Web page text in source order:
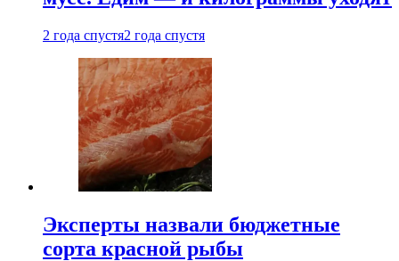
2 года спустя2 года спустя
Эксперты назвали бюджетные
сорта красной рыбы